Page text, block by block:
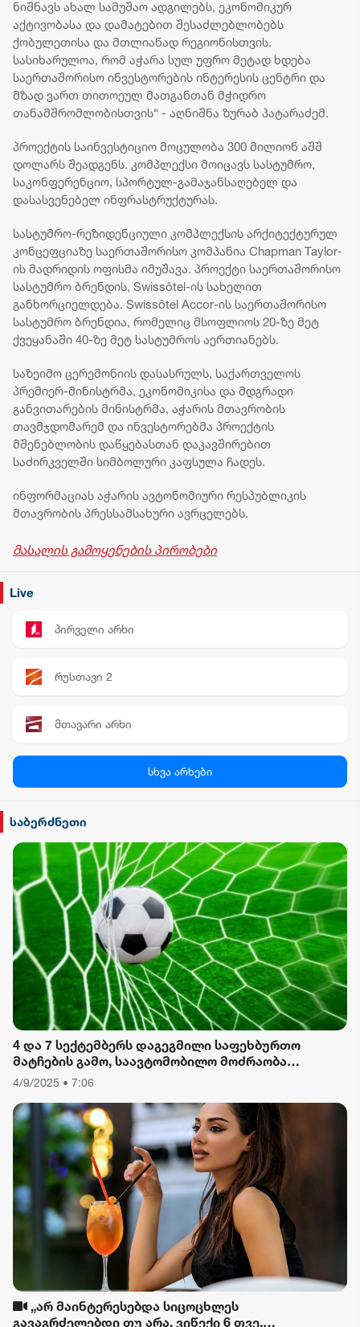
ნიშნავს ახალ სამუშაო ადგილებს, ეკონომიკურ
აქტივობასა და დამატებით შესაძლებლობებს
ქობულეთისა და მთლიანად რეგიონისთვის.
სასიხარულოა, რომ აჭარა სულ უფრო მეტად ხდება
საერთაშორისო ინვესტორების ინტერესის ცენტრი და
მზად ვართ თითოეულ მათგანთან მჭიდრო
თანამშრომლობისთვის“ - აღნიშნა ზურაბ პატარაძემ.
პროექტის საინვესტიციო მოცულობა 300 მილიონ აშშ
დოლარს შეადგენს. კომპლექსი მოიცავს სასტუმრო,
საკონფერენციო, სპორტულ-გამაჯანსაღებელ და
დასასვენებელ ინფრასტრუქტურას.
სასტუმრო-რეზიდენციული კომპლექსის არქიტექტურულ
კონცეფციაზე საერთაშორისო კომპანია Chapman Taylor-
ის მადრიდის ოფისმა იმუშავა. პროექტი საერთაშორისო
სასტუმრო ბრენდის, Swissôtel-ის სახელით
განხორციელდება. Swissôtel Accor-ის საერთაშორისო
სასტუმრო ბრენდია, რომელიც მსოფლიოს 20-ზე მეტ
ქვეყანაში 40-ზე მეტ სასტუმროს აერთიანებს.
საზეიმო ცერემონიის დასასრულს, საქართველოს
პრემიერ-მინისტრმა, ეკონომიკისა და მდგრადი
განვითარების მინისტრმა, აჭარის მთავრობის
თავმჯდომარემ და ინვესტორებმა პროექტის
მშენებლობის დაწყებასთან დაკავშირებით
საძირკველში სიმბოლური კაფსულა ჩადეს.
ინფორმაციას აჭარის ავტონომიური რესპუბლიკის
მთავრობის პრესსამსახური ავრცელებს.
მასალის გამოყენების პირობები
Live
პირველი არხი
რუსთავი 2
მთავარი არხი
სილქ უნივერსალი
TV პირველი
ფორმულა
რიონი
სხვა არხები
საბერძნეთი
4 და 7 სექტემბერს დაგეგმილი საფეხბურთო
მატჩების გამო, საავტომობილო მოძრაობა
შეიზღუდება
4/9/2025 • 7:06
„არ მაინტერესებდა სიცოცხლეს
გავაგრძელებდი თუ არა, ვიწექი 6 თვე,